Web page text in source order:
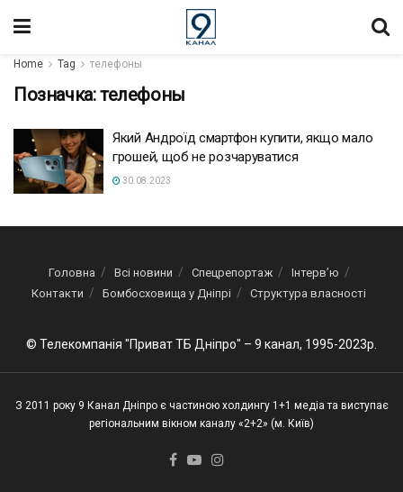
Home Tag телефоны
Позначка:телефоны
Який Андроїд смартфон купити, якщо мало
грошей, щоб не розчаруватися
30.08.2023
Головна Всі новини Спецрепортаж
Інтерв’ю
Контакти
Бомбосховища у Дніпрі Структура власності
© Телекомпанія "Приват ТБ Дніпро" – 9 канал, 1995-2023р.
З 2011 року 9 Канал Дніпро є частиною холдингу 1+1 медіа та виступає
регіональним вікном каналу «2+2» (м. Київ)